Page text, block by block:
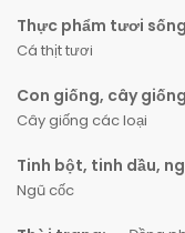
Thực phẩm tươi
Cá thịt tươi
Con giống, cây
Cây giống các loại
Tinh bột, tinh dầu,
Ngũ cốc